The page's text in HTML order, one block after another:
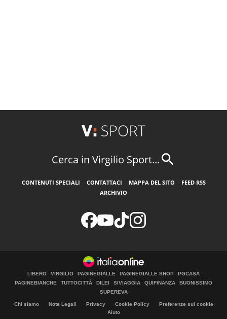
Cerca in Virgilio Sport...
CONTENUTI SPECIALI CONTATTACI MAPPA DEL SITO
FEED RSS
ARCHIVIO
LIBERO VIRGILIO PAGINEGIALLE PAGINEGIALLE SHOP
PGCASA
PAGINEBIANCHE
TUTTOCITTÀ DILEI SIVIAGGIA QUIFINANZA
BUONISSIMO
SUPEREVA
Chi siamo Note Legali Privacy Cookie Policy
Preferenze sui cookie
Aiuto